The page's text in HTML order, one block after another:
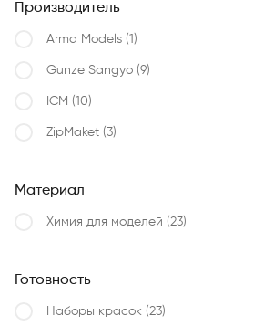
Производитель
Arma Models (1)
Gunze Sangyo (9)
ICM (10)
ZipMaket (3)
Материал
Химия для моделей (23)
Готовность
Наборы красок (23)